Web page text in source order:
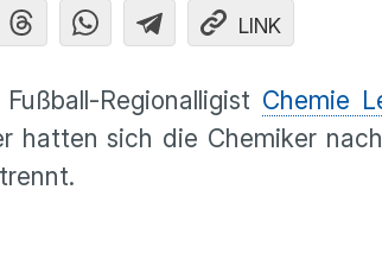
LINK
Regionalligist Chemie
hatten sich die Chemiker